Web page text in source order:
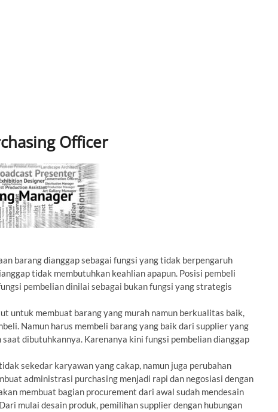
Officer
barang dianggap sebagai fungsi yang tidak berpengaruh
tidak membutuhkan keahlian apapun. Posisi pembeli
pembelian dinilai sebagai bukan fungsi yang strategis
untuk membuat barang yang murah namun berkualitas baik,
Namun harus membeli barang yang baik dari supplier yang
dibutuhkannya. Karenanya kini fungsi pembelian dianggap
sekedar karyawan yang cakap, namun juga perubahan
administrasi purchasing menjadi rapi dan negosiasi dengan
membuat bagian procurement dari awal sudah mendesain
mulai desain produk, pemilihan supplier dengan hubungan